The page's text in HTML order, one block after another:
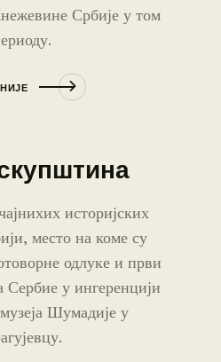
Србије у том
историјских
место на коме су
одлуке и први
у ингеренцији
Шумадије у